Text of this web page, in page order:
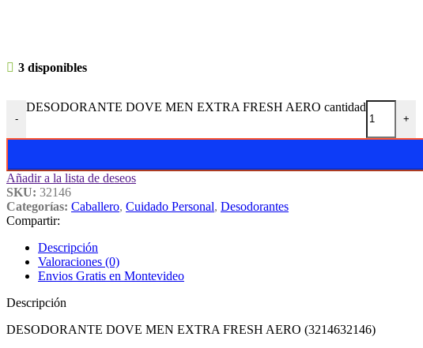
3 disponibles
-
DESODORANTE DOVE MEN EXTRA FRESH AERO cantidad
+
Añadir a la lista de deseos
SKU: 32146
Categorías: Caballero, Cuidado Personal, Desodorantes
Compartir:
Descripción
Valoraciones (0)
Envios Gratis en Montevideo
Descripción
DESODORANTE DOVE MEN EXTRA FRESH AERO (3214632146)